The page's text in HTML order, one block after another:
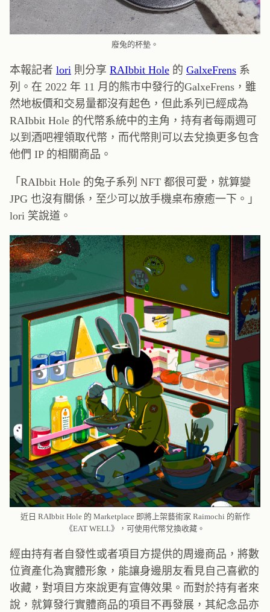
廢兔的杯墊。
本報記者 lori 則分享 RAIbbit Hole 的 GalxeFrens 系
列。在 2022 年 11 月的熊市中發行的GalxeFrens，雖
然地板價和交易量都沒有起色，但此系列已經成為
RAIbbit Hole 的代幣系統中的主角，持有者每兩週可
以到酒吧裡領取代幣，而代幣則可以去兌換更多包含
他們 IP 的相關商品。
「RAIbbit Hole 的兔子系列 NFT 都很可愛，就算變
JPG 也沒有關係，至少可以放手機桌布療癒一下。」
lori 笑說道。
近日 RAIbbit Hole 的 Marketplace 即將上架藝術家 Raimochi 的新作
《EAT WELL》，可使用代幣兌換收藏。
經由持有者自發性或者項目方提供的周邊商品，將數
位資產化為實體形象，能讓身邊朋友看見自己喜歡的
收藏，對項目方來說更有宣傳效果。而對於持有者來
說，就算發行實體商品的項目不再發展，其紀念品亦